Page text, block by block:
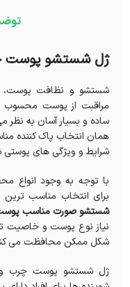
ژل شستشو پوست
شستشو و نظافت پوست،
مراقبت از پوست محسوب
ساده و بسیار آسان به‌ نظر
همان انتخاب پاک‌ کننده
شرایط و ویژگی‌ های
با توجه به وجود انواع
برای انتخاب مناسب‌
شستشو صورت مناسب پوست
نیاز نوع پوست و خاصیت
شکل ممکن محافظت می